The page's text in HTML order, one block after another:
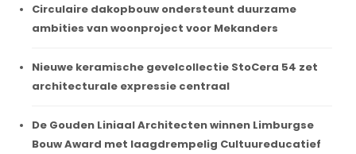
Circulaire dakopbouw ondersteunt duurzame
ambities van woonproject voor Mekanders
Nieuwe keramische gevelcollectie StoCera 54 zet
architecturale expressie centraal
De Gouden Liniaal Architecten winnen Limburgse
Bouw Award met laagdrempelig Cultuureducatief